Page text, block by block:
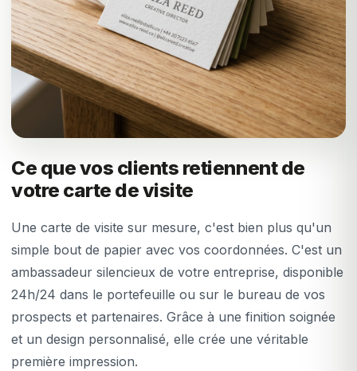
Ce que vos clients retiennent de
votre carte de visite
Une carte de visite sur mesure, c'est bien plus qu'un
simple bout de papier avec vos coordonnées. C'est un
ambassadeur silencieux de votre entreprise, disponible
24h/24 dans le portefeuille ou sur le bureau de vos
prospects et partenaires. Grâce à une finition soignée
et un design personnalisé, elle crée une véritable
première impression.